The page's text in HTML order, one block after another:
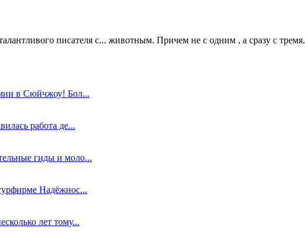
писателя с... животным. Причем не с одним , а сразу с тремя.
в Сюйчжоу! Бол...
работа де...
гиды и моло...
Надёжнос...
лет тому...